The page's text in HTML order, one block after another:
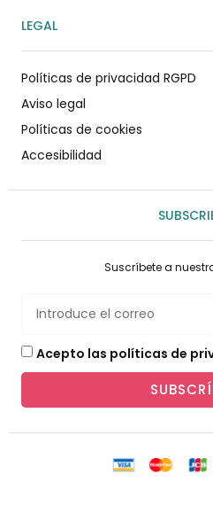
LEGAL
Políticas de privacidad RGPD
Aviso legal
Políticas de cookies
Accesibilidad
Suscríbete a
Acepto las políticas de